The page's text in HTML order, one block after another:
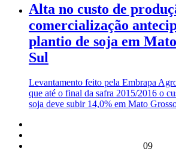
Alta no custo de
comercialização
plantio de soja em
Sul
Levantamento feito pela Embrapa
que até o final da safra 2015/2016 o
soja deve subir 14,0% em Mato
09